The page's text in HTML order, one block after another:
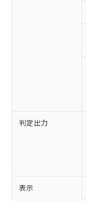
判定出力
表示
以下の
本
商
(
当
本
こ
在
記
タ
覧
対応予
非含有
調査・
非含有
非該当
害物質
仕入先様
いたも
むを得
鉛(Pb)
ミウム(Cd)
※1 中
「○」：
基準値
「×」：
基準値
「－」
*中国
Pb(鉛)
当
為
（
ま
国